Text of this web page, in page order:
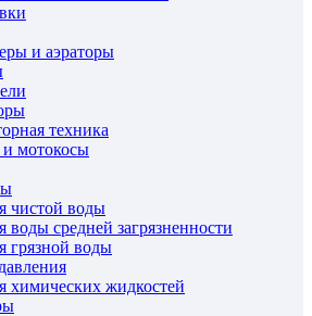
и аэраторы
техника
мотокосы
чистой воды
воды средней загрязненности
грязной воды
химических жидкостей